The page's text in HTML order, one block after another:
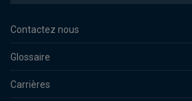
Contactez nous
Glossaire
Carrières